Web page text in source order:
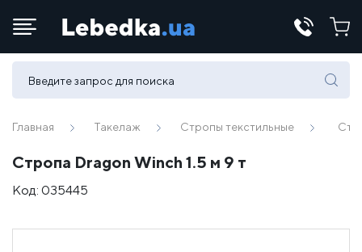
Телефоны:
(067) 430 82-15
Главная Такелаж Стропы текстильные
Стропа Dragon Winch 1.5 м 9 т
Код: 035445